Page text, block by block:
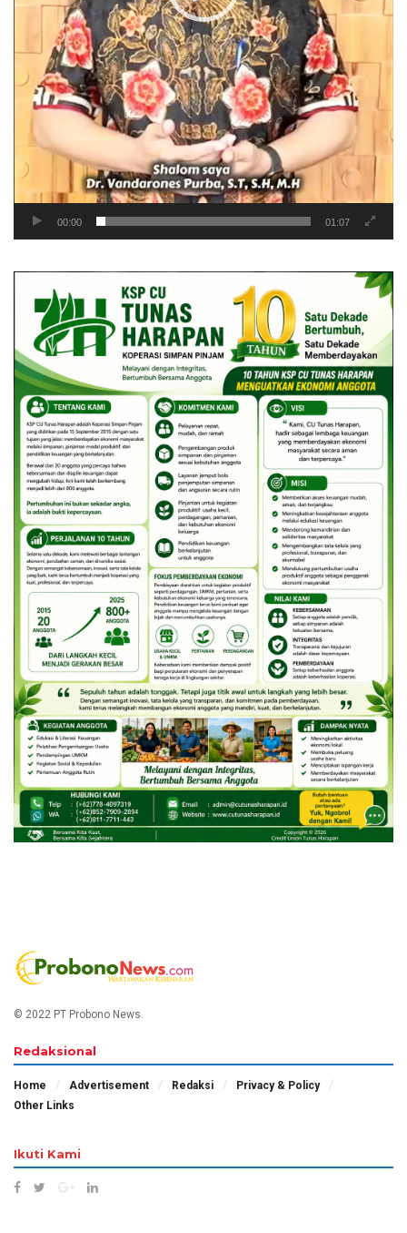
00:00 01:07
© 2022 PT Probono News.
Redaksional
Home Advertisement Redaksi
Privacy & Policy
Other Links
Ikuti Kami